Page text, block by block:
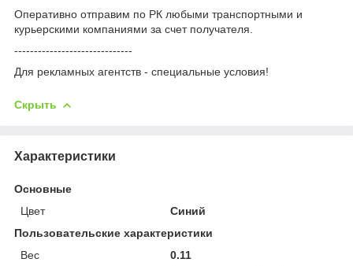
Оперативно отправим по РК любыми транспортными и
курьерскими компаниями за счет получателя.
------------------------------
Для рекламных агентств - специальные условия!
Скрыть
Характеристики
Основные
Цвет
Синий
Пользовательские характеристики
Вес
0.11